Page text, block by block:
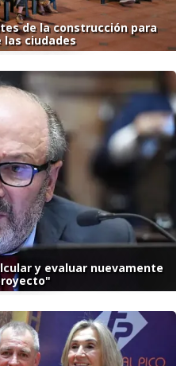
de la construcción para
ciudades
y evaluar nuevamente